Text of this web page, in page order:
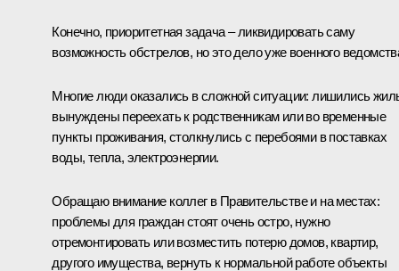
Конечно, приоритетная задача – ликвидировать саму
возможность обстрелов, но это дело уже военного
Многие люди оказались в сложной ситуации: лишились
вынуждены переехать к родственникам или во временные
пункты проживания, столкнулись с перебоями в поставках
воды, тепла, электроэнергии.
Обращаю внимание коллег в Правительстве и на местах:
проблемы для граждан стоят очень остро, нужно
отремонтировать или возместить потерю домов, квартир,
другого имущества, вернуть к нормальной работе объекты